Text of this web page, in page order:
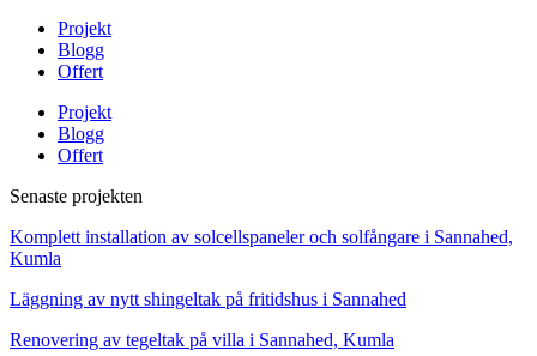
Projekt
Blogg
Offert
Projekt
Blogg
Offert
Senaste projekten
Komplett installation av solcellspaneler och solfångare i Sannahed,
Kumla
Läggning av nytt shingeltak på fritidshus i Sannahed
Renovering av tegeltak på villa i Sannahed, Kumla